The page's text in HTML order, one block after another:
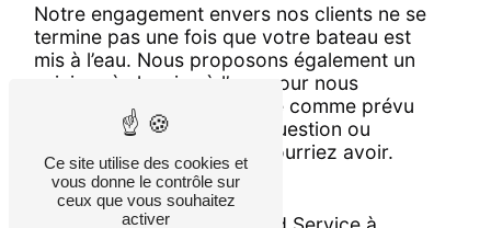
Notre engagement envers nos clients ne se
termine pas une fois que votre bateau est
mis à l’eau. Nous proposons également un
suivi après la mise à l’eau pour nous
assurer que tout se déroule comme prévu
et pour répondre à toute question ou
préoccupation que vous pourriez avoir.
CONCLUSION
Ce site utilise des cookies et
vous donne le contrôle sur
ceux que vous souhaitez
activer